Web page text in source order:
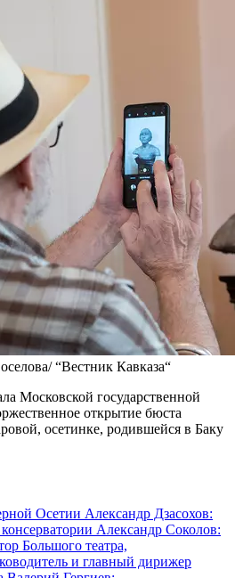
“Вестник Кавказа“
Московской государственной
открытие бюста
осетинке, родившейся в Баку
Осетии Александр Дзасохов:
Александр Соколов:
Большого театра,
и главный дирижер